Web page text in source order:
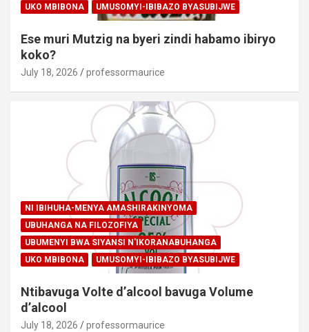
UKO MBIBONA
UMUSOMYI-IBIBAZO BYASUBIJWE
Ese muri Mutzig na byeri zindi habamo ibiryo
koko?
July 18, 2026 professormaurice
NI IBIHUHA-MENYA AMASHIRAKINYOMA
UBUHANGA NA FILOZOFIYA
UBUMENYI BWA SIYANSI N'IKORANABUHANGA
UKO MBIBONA
UMUSOMYI-IBIBAZO BYASUBIJWE
Ntibavuga Volte d’alcool bavuga Volume
d’alcool
July 18, 2026 professormaurice